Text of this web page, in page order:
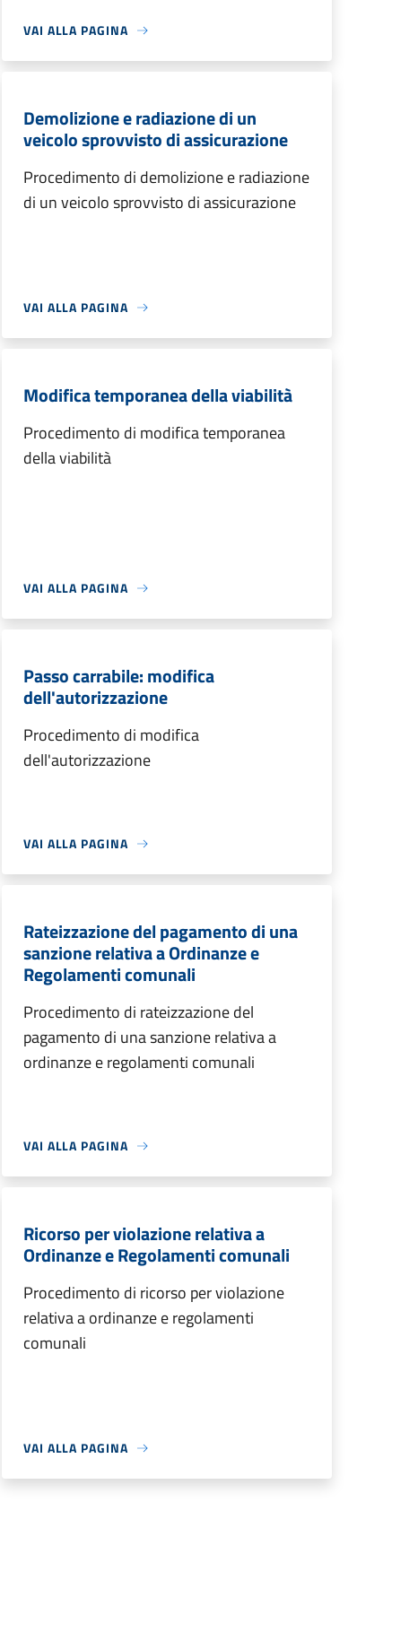
VAI ALLA PAGINA
Demolizione e radiazione di un
veicolo sprovvisto di assicurazione
Procedimento di demolizione e radiazione
di un veicolo sprovvisto di assicurazione
VAI ALLA PAGINA
Modifica temporanea della viabilità
Procedimento di modifica temporanea
della viabilità
VAI ALLA PAGINA
Passo carrabile: modifica
dell'autorizzazione
Procedimento di modifica
dell'autorizzazione
VAI ALLA PAGINA
Rateizzazione del pagamento di una
sanzione relativa a Ordinanze e
Regolamenti comunali
Procedimento di rateizzazione del
pagamento di una sanzione relativa a
ordinanze e regolamenti comunali
VAI ALLA PAGINA
Ricorso per violazione relativa a
Ordinanze e Regolamenti comunali
Procedimento di ricorso per violazione
relativa a ordinanze e regolamenti
comunali
VAI ALLA PAGINA